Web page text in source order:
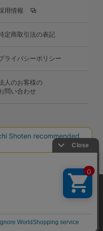
用情報
定商取引法の表記
ライバシーポリシー
人のお客様の
問い合わせ
履歴・属性情報などの取得およ
）を使用いたします。詳細に